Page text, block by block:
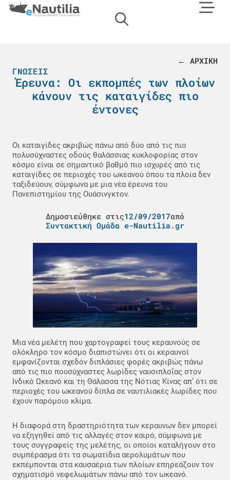
← ΑΡΧΙΚΗ
ΓΝΏΣΕΙΣ
Έρευνα: Οι εκπομπές των πλοίων
κάνουν τις καταιγίδες πιο
έντονες
Οι καταιγίδες ακριβώς πάνω από δύο από τις πιο
πολυσύχναστες οδούς θαλάσσιας κυκλοφορίας στον
κόσμο είναι σε σημαντικό βαθμό πιο ισχυρές από τις
καταιγίδες σε περιοχές του ωκεανού όπου τα πλοία δεν
ταξιδεύουν, σύμφωνα με μια νέα έρευνα του
Πανεπιστημίου της Ουάσινγκτον.
Δημοσιεύθηκε στις12/09/2017από
Συντακτική Ομάδα e-Nautilia.gr
Μια νέα μελέτη που χαρτογραφεί τους κεραυνούς σε
ολόκληρο τον κόσμο διαπιστώνει ότι οι κεραυνοί
εμφανίζονται σχεδόν διπλάσιες φορές ακριβώς πάνω
από τις πιο πουσύχναστες λωρίδες ναυσιπλοΐας στον
Ινδικό Ωκεανό και τη Θάλασσα της Νότιας Κίνας απ’ ότι σε
περιοχές του ωκεανού δίπλα σε ναυτιλιακές λωρίδες που
έχουν παρόμοιο κλίμα.
Η διαφορά στη δραστηριότητα των κεραυνων δεν μπορεί
να εξηγηθεί από τις αλλαγές στον καιρό, σύμφωνα με
τους συγγραφείς της μελέτης, οι οποίοι καταλήγουν στο
συμπέρασμα ότι τα σωματίδια αερολυμάτων που
εκπέμπονται στα καυσαέρια των πλοίων επηρεάζουν τον
σχηματισμό νεφελωμάτων πάνω από τον ωκεανό.